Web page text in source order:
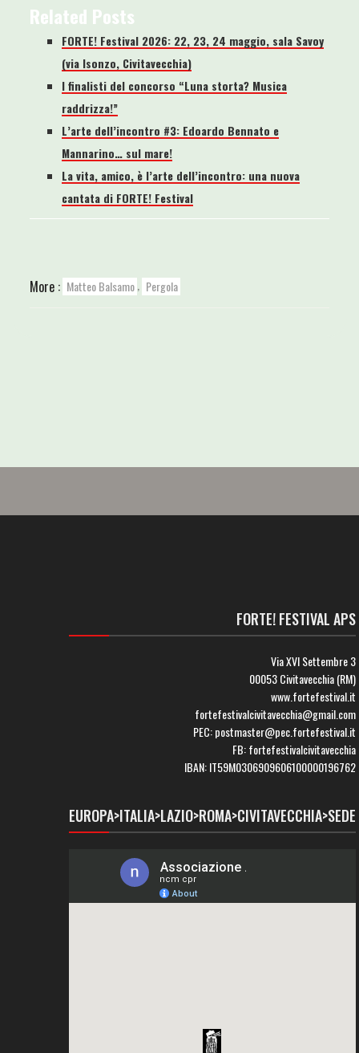
Related Posts
FORTE! Festival 2026: 22, 23, 24 maggio, sala Savoy
(via Isonzo, Civitavecchia)
I finalisti del concorso “Luna storta? Musica
raddrizza!”
L’arte dell’incontro #3: Edoardo Bennato e
Mannarino… sul mare!
La vita, amico, è l’arte dell’incontro: una nuova
cantata di FORTE! Festival
More : Matteo Balsamo Pergola
FORTE! FESTIVAL APS
Via XVI Settembre 3
00053 Civitavecchia (RM)
www.fortefestival.it
fortefestivalcivitavecchia@gmail.com
PEC: postmaster@pec.fortefestival.it
FB: fortefestivalcivitavecchia
IBAN: IT59M0306909606100000196762
EUROPA>ITALIA>LAZIO>ROMA>CIVITAVECCHIA>SEDE